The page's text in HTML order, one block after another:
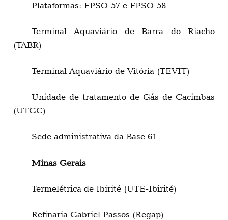
Plataformas: FPSO-57 e FPSO-58
Terminal Aquaviário de Barra do Riacho
(TABR)
Terminal Aquaviário de Vitória (TEVIT)
Unidade de tratamento de Gás de Cacimbas
(UTGC)
Sede administrativa da Base 61
Minas Gerais
Termelétrica de Ibirité (UTE-Ibirité)
Refinaria Gabriel Passos (Regap)